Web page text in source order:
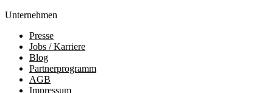
Unternehmen
Presse
Jobs / Karriere
Blog
Partnerprogramm
AGB
Impressum